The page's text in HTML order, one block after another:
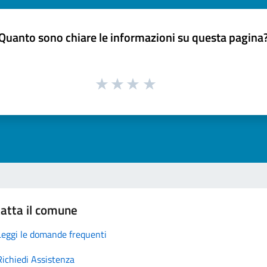
sono chiare le informazioni su questa
il comune
le domande frequenti
Assistenza